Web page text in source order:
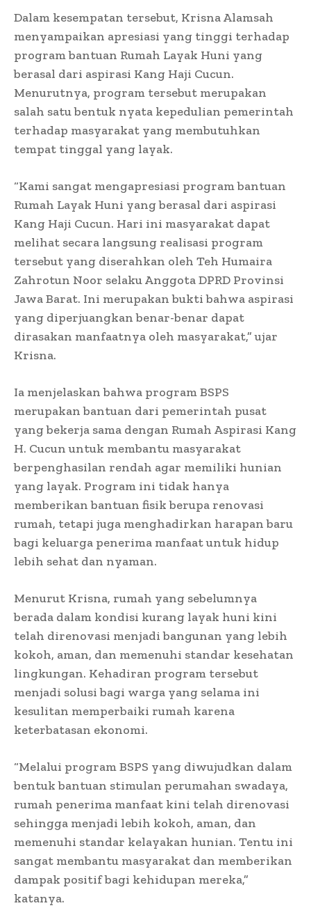
Dalam kesempatan tersebut, Krisna Alamsah
menyampaikan apresiasi yang tinggi terhadap
program bantuan Rumah Layak Huni yang
berasal dari aspirasi Kang Haji Cucun.
Menurutnya, program tersebut merupakan
salah satu bentuk nyata kepedulian pemerintah
terhadap masyarakat yang membutuhkan
tempat tinggal yang layak.
“Kami sangat mengapresiasi program bantuan
Rumah Layak Huni yang berasal dari aspirasi
Kang Haji Cucun. Hari ini masyarakat dapat
melihat secara langsung realisasi program
tersebut yang diserahkan oleh Teh Humaira
Zahrotun Noor selaku Anggota DPRD Provinsi
Jawa Barat. Ini merupakan bukti bahwa aspirasi
yang diperjuangkan benar-benar dapat
dirasakan manfaatnya oleh masyarakat,” ujar
Krisna.
Ia menjelaskan bahwa program BSPS
merupakan bantuan dari pemerintah pusat
yang bekerja sama dengan Rumah Aspirasi Kang
H. Cucun untuk membantu masyarakat
berpenghasilan rendah agar memiliki hunian
yang layak. Program ini tidak hanya
memberikan bantuan fisik berupa renovasi
rumah, tetapi juga menghadirkan harapan baru
bagi keluarga penerima manfaat untuk hidup
lebih sehat dan nyaman.
Menurut Krisna, rumah yang sebelumnya
berada dalam kondisi kurang layak huni kini
telah direnovasi menjadi bangunan yang lebih
kokoh, aman, dan memenuhi standar kesehatan
lingkungan. Kehadiran program tersebut
menjadi solusi bagi warga yang selama ini
kesulitan memperbaiki rumah karena
keterbatasan ekonomi.
“Melalui program BSPS yang diwujudkan dalam
bentuk bantuan stimulan perumahan swadaya,
rumah penerima manfaat kini telah direnovasi
sehingga menjadi lebih kokoh, aman, dan
memenuhi standar kelayakan hunian. Tentu ini
sangat membantu masyarakat dan memberikan
dampak positif bagi kehidupan mereka,”
katanya.